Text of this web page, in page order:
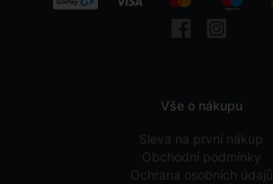
Vše o nákupu
Sleva na první nákup
Obchodní podmínky
Ochrana osobních údajů